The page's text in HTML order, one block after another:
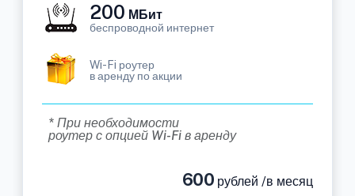
200 МБит
беспроводной интернет
Wi-Fi роутер
в аренду по акции
* При необходимости
роутер с опцией Wi-Fi в аренду
600 рублей /в месяц